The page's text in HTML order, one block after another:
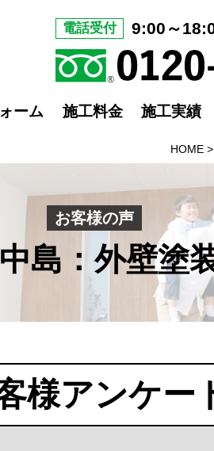
電話受付 9:00～
ーム 施工料金 施工実績
HOME >
お客様の声
島：外壁塗
様アンケー